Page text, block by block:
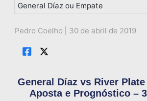
General Díaz ou Empate
Pedro Coelho 30 de abril de 2019
General Díaz vs River
Aposta e Prognóstico –